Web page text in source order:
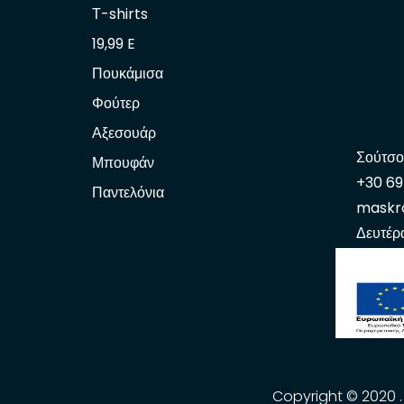
Τ-shirts
19,99 E
Πουκάμισα
Φούτερ
Αξεσουάρ
Μπουφάν
Παντελόνια
+30
Copyright © 2020 .